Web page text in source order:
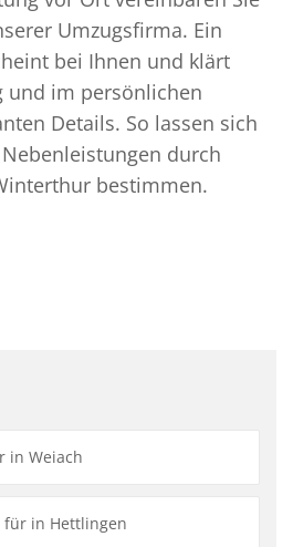
Umzugsfirma. Ein
bei Ihnen und klärt
und im persönlichen
Details. So lassen sich
durch
bestimmen.
in Weiach
für in Hettlingen